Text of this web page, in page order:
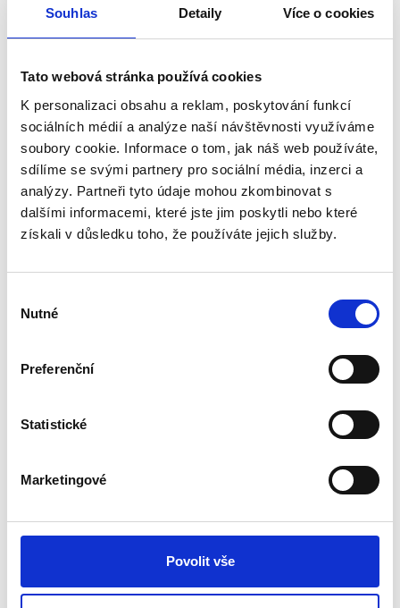
Souhlas Detaily Více o cookies
Tato webová stránka používá cookies
K personalizaci obsahu a reklam, poskytování funkcí
sociálních médií a analýze naší návštěvnosti využíváme
soubory cookie. Informace o tom, jak náš web používáte,
sdílíme se svými partnery pro sociální média, inzerci a
analýzy. Partneři tyto údaje mohou zkombinovat s
dalšími informacemi, které jste jim poskytli nebo které
získali v důsledku toho, že používáte jejich služby.
souhlasu
Nutné
Preferenční
Statistické
Marketingové
Povolit vše
53153
4 mm (33-43 listů )
100 ks.
53154
6 mm (44-60 listů )
8 mm (61-80 listů )
10 mm (81-100 listů )